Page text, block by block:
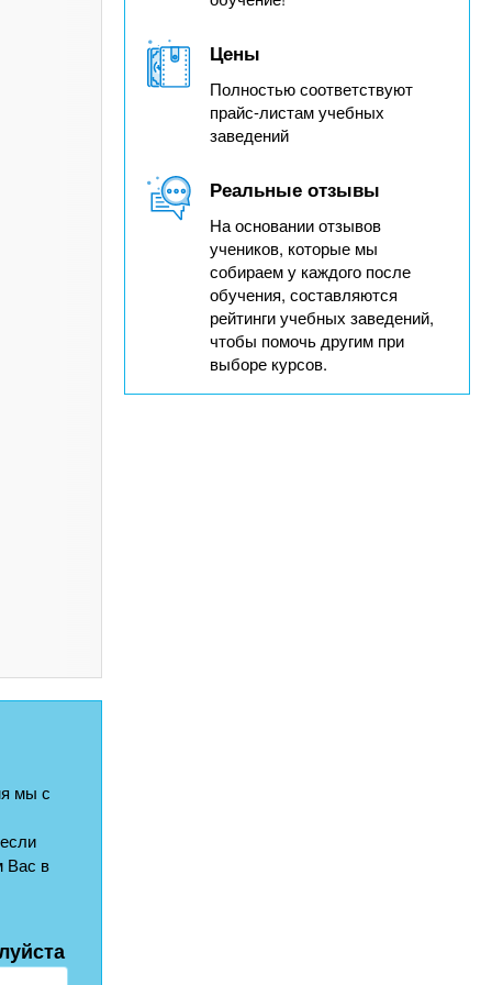
мы с
Вас в
Цены
Полностью соответствуют
прайс-листам учебных
заведений
Реальные отзывы
На основании отзывов
учеников, которые мы
собираем у каждого после
обучения, составляются
рейтинги учебных заведений,
чтобы помочь другим при
выборе курсов.